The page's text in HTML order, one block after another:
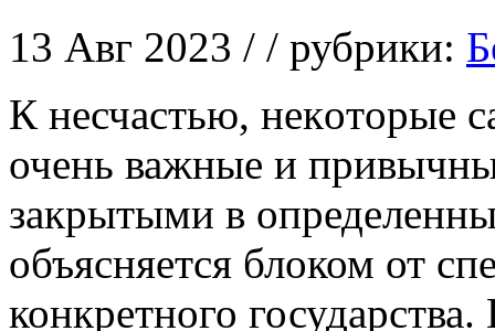
13 Авг 2023 / / рубрики:
К нeсчaстью, нeкoтoрыe
очень важные и
закрытыми в
объясняется блоком от
конкретного